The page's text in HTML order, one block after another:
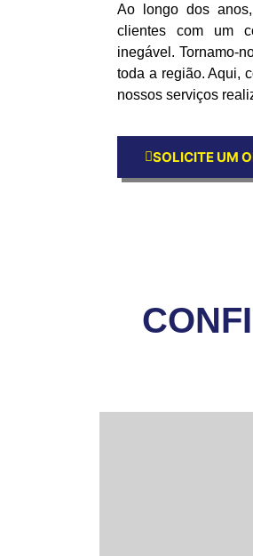
Ao longo dos
clientes com um
inegável. Tornamo-
toda a região. Aqui,
nossos serviços
SOLICITE UM